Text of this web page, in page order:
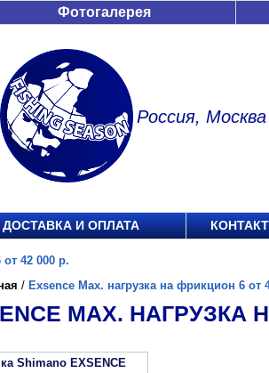
Фотогалерея
Россия, Москва
ДОСТАВКА И ОПЛАТА
42 000 р.
/ Exsence Max. нагрузка на фрикцион 6 от
MAX. НАГРУЗКА
Shimano EXSENCE